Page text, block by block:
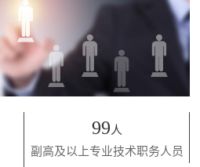
99 人
副高及以上专业技术职务人员